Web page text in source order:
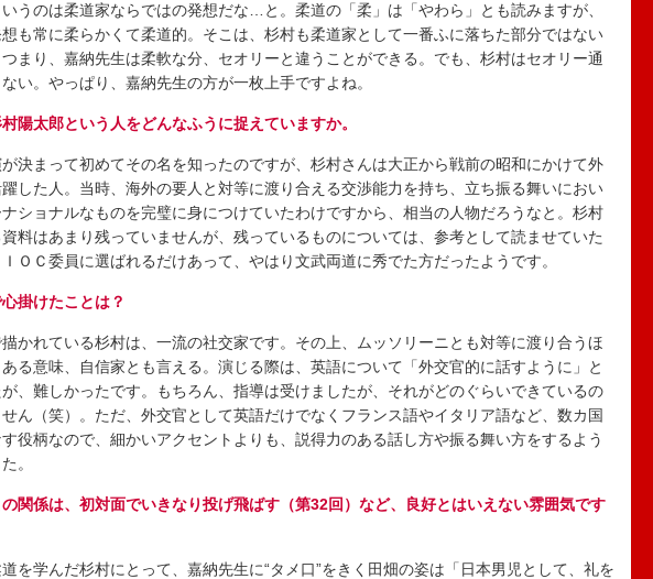
うのは柔道家ならではの発想だな…と。柔道の「柔」は「やわら」とも読みますが、
も常に柔らかくて柔道的。そこは、杉村も柔道家として一番ふに落ちた部分ではない
まり、嘉納先生は柔軟な分、セオリーと違うことができる。でも、杉村はセオリー通
い。やっぱり、嘉納先生の方が一枚上手ですよね。
陽太郎という人をどんなふうに捉えていますか。
決まって初めてその名を知ったのですが、杉村さんは大正から戦前の昭和にかけて外
した人。当時、海外の要人と対等に渡り合える交渉能力を持ち、立ち振る舞いにおい
ショナルなものを完璧に身につけていたわけですから、相当の人物だろうなと。杉村
料はあまり残っていませんが、残っているものについては、参考として読ませていた
ＯＣ委員に選ばれるだけあって、やはり文武両道に秀でた方だったようです。
掛けたことは？
かれている杉村は、一流の社交家です。その上、ムッソリーニとも対等に渡り合うほ
る意味、自信家とも言える。演じる際は、英語について「外交官的に話すように」と
、難しかったです。もちろん、指導は受けましたが、それがどのぐらいできているの
ん（笑）。ただ、外交官として英語だけでなくフランス語やイタリア語など、数カ国
役柄なので、細かいアクセントよりも、説得力のある話し方や振る舞い方をするよう
。
の関係は、初対面でいきなり投げ飛ばす（第32回）など、良好とはいえない雰囲気です
を学んだ杉村にとって、嘉納先生に“タメ口”をきく田畑の姿は「日本男児として、礼を